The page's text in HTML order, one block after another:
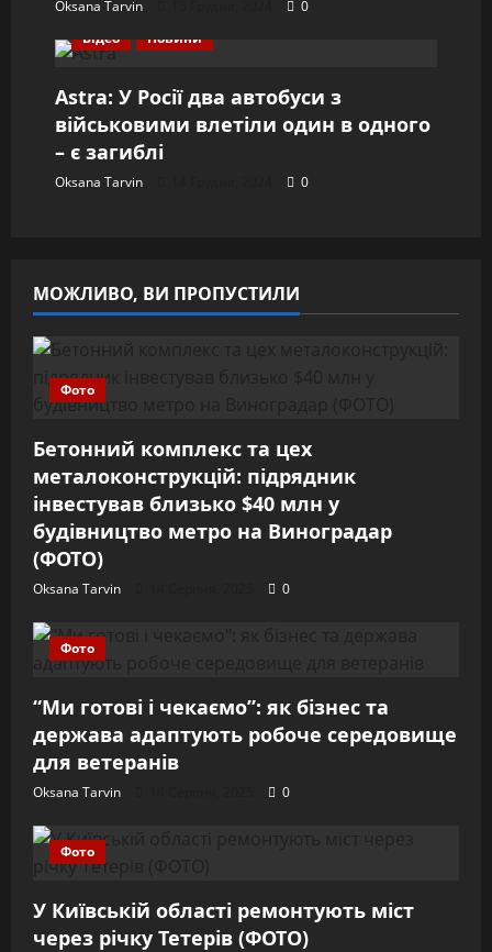
Oksana Tarvin
0
Відео
Новини
Astra: У Росії два автобуси з
військовими влетіли один в одного
– є загиблі
Oksana Tarvin 0
МОЖЛИВО, ВИ ПРОПУСТИЛИ
Фото
Бетонний комплекс та цех
металоконструкцій: підрядник
інвестував близько $40 млн у
будівництво метро на Виноградар
(ФОТО)
Oksana Tarvin 0
Фото
“Ми готові і чекаємо”: як бізнес та
держава адаптують робоче середовище
для ветеранів
Oksana Tarvin 0
Фото
У Київській області ремонтують міст
через річку Тетерів (ФОТО)